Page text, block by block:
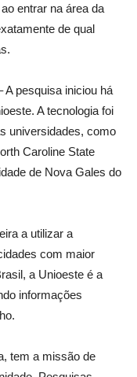
entrar na área da
de qual
A pesquisa iniciou há
A tecnologia foi
universidades, como
Caroline State
de Nova Gales do
a utilizar a
com maior
a Unioeste é a
informações
tem a missão de